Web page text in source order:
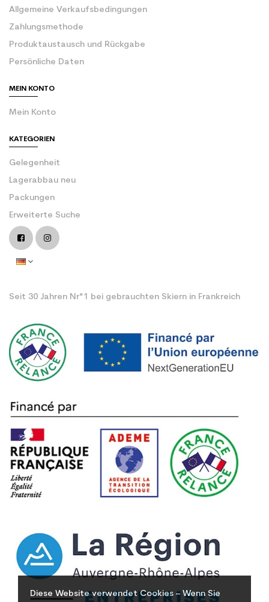
Diese Website verwendet Cookies – Wenn Sie
Allgemeine Verkaufsbedingungen
Zahlungsmethode
Produktaustausch und Rückgabe
Persönliche Daten
MEIN KONTO
Mein Konto
KATEGORIEN
Gelegenheit
Lagerabbau neu
Packungen
Erweiterte Suche
Seit 30 Jahren Nr°1 bei gebrauchten Skiern in Frankreich